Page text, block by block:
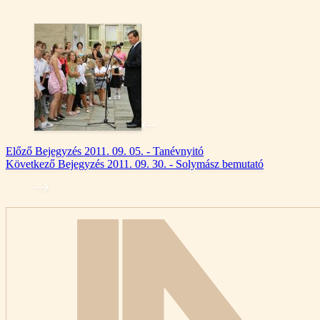
Előző Bejegyzés 2011. 09. 05. - Tanévnyitó
Következő Bejegyzés 2011. 09. 30. - Solymász bemutató